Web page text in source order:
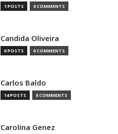
1 POSTS 0 COMMENTS
Candida Oliveira
0 POSTS 0 COMMENTS
Carlos Baldo
14 POSTS 0 COMMENTS
Carolina Genez